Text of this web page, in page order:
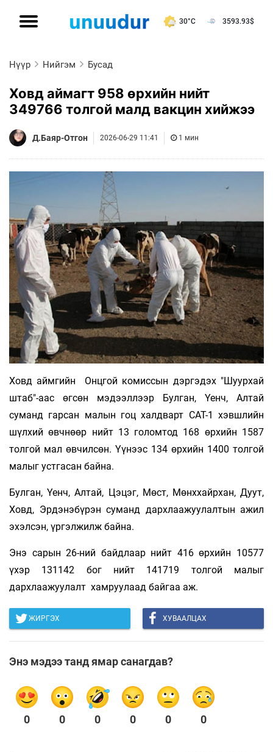
30°C 3593.93$
Нүүр Нийгэм Бусад
Ховд аймагт 958 өрхийн нийт
349766 толгой малд вакцин хийжээ
Д.Баяр-Отгон 2026-06-29 11:41 1 мин
Ховд аймгийн Онцгой комиссын дэргэдэх "Шуурхай
штаб"-аас өгсөн мэдээллээр Булган, Үенч, Алтай
суманд гарсан малын гоц халдварт САТ-1 хэвшлийн
шүлхий өвчнөөр нийт 13 голомтод 168 өрхийн 1587
толгой мал өвчилсөн. Үүнээс 134 өрхийн 1400 толгой
малыг устгасан байна.
Булган, Үенч, Алтай, Цэцэг, Мөст, Мөнххайрхан, Дуут,
Ховд, Эрдэнэбүрэн суманд дархлаажуулалтын ажил
эхэлсэн, үргэлжилж байна.
Энэ сарын 26-ний байдлаар нийт 416 өрхийн 10577
үхэр 131142 бог нийт 141719 толгой малыг
дархлаажуулалт хамруулаад байгаа аж.
ЖИРГЭХ ХУВААЛЦАХ
Энэ мэдээ танд ямар санагдав?
0 0 0 0 0 0